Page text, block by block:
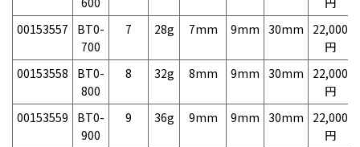
00153557
BT0-
700
7 28g 7mm 9mm 30mm
22,000
円
00153558
BT0-
800
8 32g 8mm 9mm 30mm
22,000
円
00153559
BT0-
900
9 36g 9mm 9mm 30mm
22,000
円